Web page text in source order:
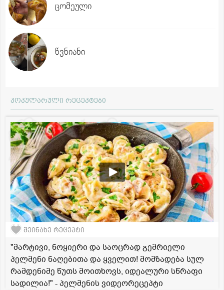
ცომეული
წვნიანი
პოპულარული რეცეპტები
შეინახე რეცეპტი
"მარტივი, ნოყიერი და საოცრად გემრიელი
პელმენი ნაღებითა და ყველით! მომზადება სულ
რამდენიმე წუთს მოითხოვს, იდეალური სწრაფი
სადილია!" - პელმენის ვიდეორეცეპტი